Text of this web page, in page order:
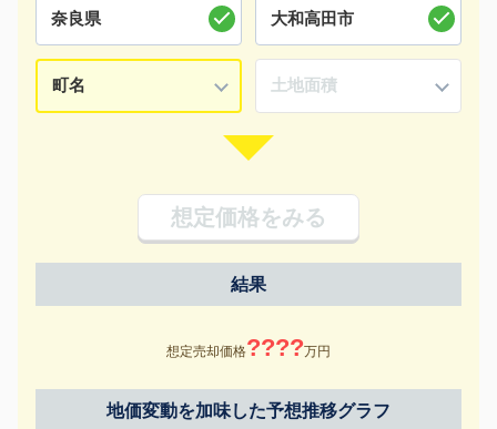
想定価格をみる
結果
想定売却価格????万円
地価変動を加味した予想推移グラフ